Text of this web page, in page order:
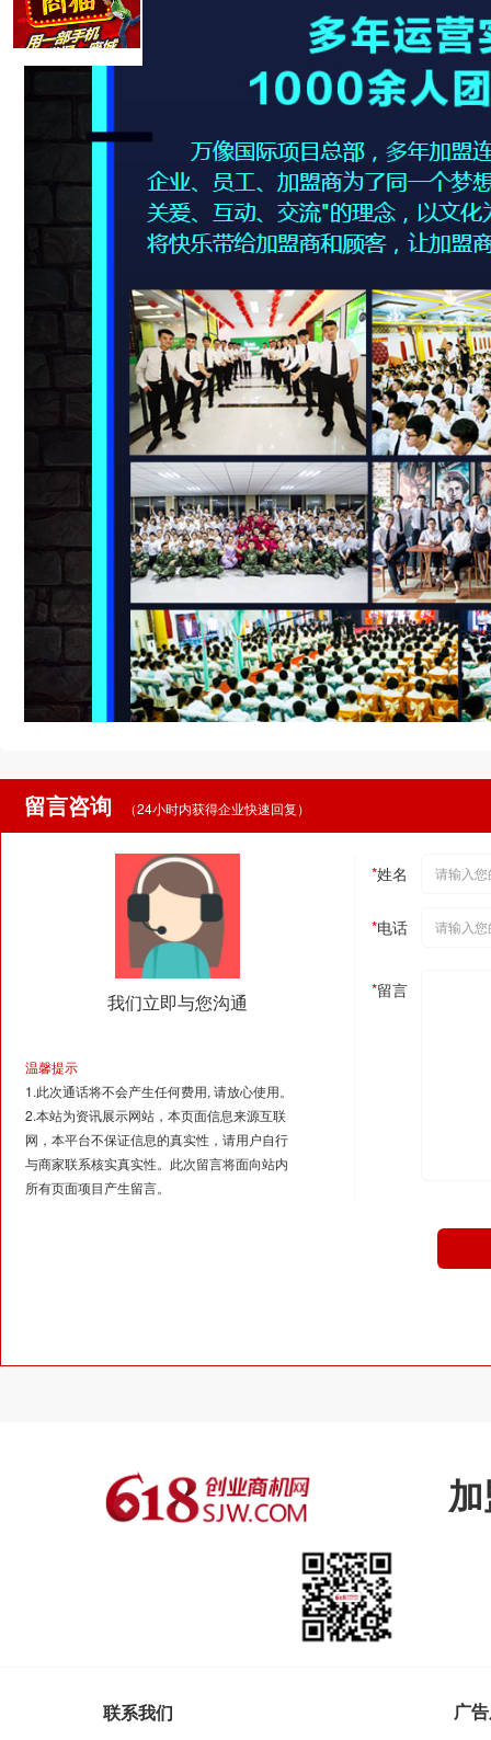
留言咨询 （24小时内获得企业快速回复）
我们立即与您沟通
温馨提示
1.此次通话将不会产生任何费用, 请放心使用。
2.本站为资讯展示网站，本页面信息来源互联
网，本平台不保证信息的真实性，请用户自行
与商家联系核实真实性。此次留言将面向站内
所有页面项目产生留言。
*姓名
*电话
*留言
联系我们 广